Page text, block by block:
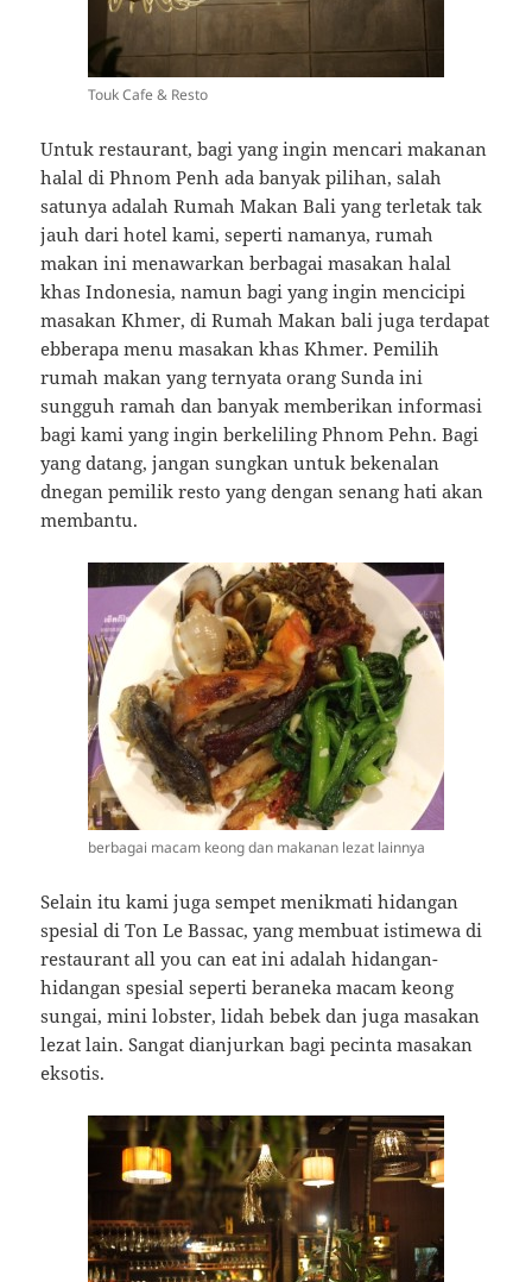
Touk Cafe & Resto
Untuk restaurant, bagi yang ingin mencari makanan
halal di Phnom Penh ada banyak pilihan, salah
satunya adalah Rumah Makan Bali yang terletak tak
jauh dari hotel kami, seperti namanya, rumah
makan ini menawarkan berbagai masakan halal
khas Indonesia, namun bagi yang ingin mencicipi
masakan Khmer, di Rumah Makan bali juga terdapat
ebberapa menu masakan khas Khmer. Pemilih
rumah makan yang ternyata orang Sunda ini
sungguh ramah dan banyak memberikan informasi
bagi kami yang ingin berkeliling Phnom Pehn. Bagi
yang datang, jangan sungkan untuk bekenalan
dnegan pemilik resto yang dengan senang hati akan
membantu.
berbagai macam keong dan makanan lezat lainnya
Selain itu kami juga sempet menikmati hidangan
spesial di Ton Le Bassac, yang membuat istimewa di
restaurant all you can eat ini adalah hidangan-
hidangan spesial seperti beraneka macam keong
sungai, mini lobster, lidah bebek dan juga masakan
lezat lain. Sangat dianjurkan bagi pecinta masakan
eksotis.